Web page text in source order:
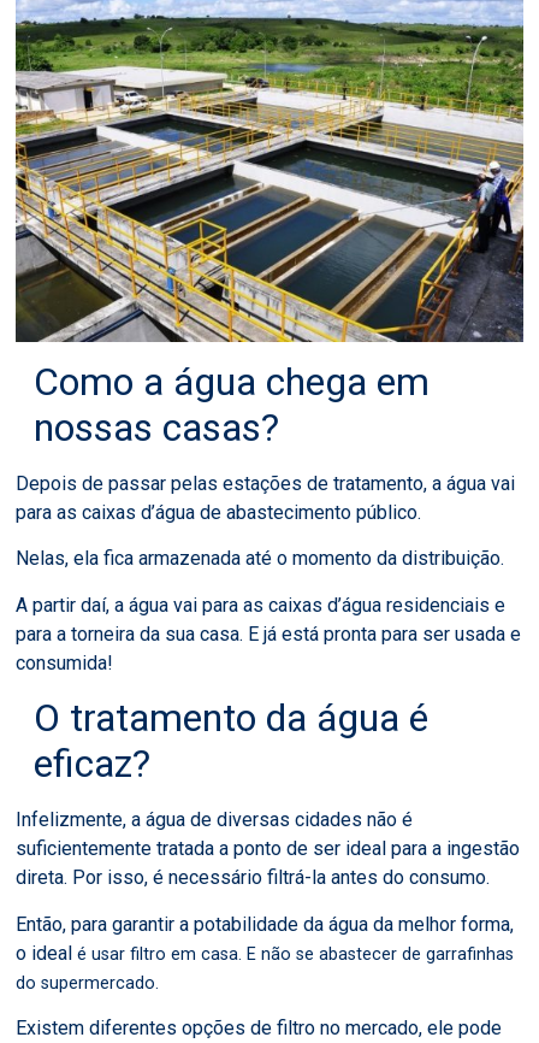
Como a água chega em
nossas casas?
Depois de passar pelas estações de tratamento, a água vai
para as caixas d’água de abastecimento público.
Nelas, ela fica armazenada até o momento da distribuição.
A partir daí, a água vai para as caixas d’água residenciais e
para a torneira da sua casa. E já está pronta para ser usada e
consumida!
O tratamento da água é
eficaz?
Infelizmente, a água de diversas cidades não é
suficientemente tratada a ponto de ser ideal para a ingestão
direta. Por isso, é necessário filtrá-la antes do consumo.
Então, para garantir a potabilidade da água da melhor forma,
o ideal é usar filtro em casa. E não se abastecer de garrafinhas
do supermercado.
Existem diferentes opções de filtro no mercado, ele pode